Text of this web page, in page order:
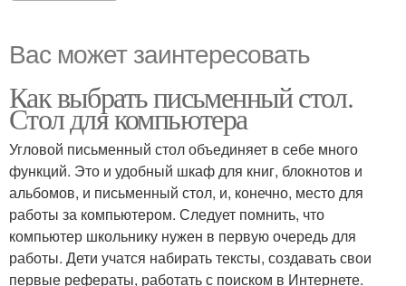
Вас может заинтересовать
Как выбрать письменный стол.
Стол для компьютера
Угловой письменный стол объединяет в себе много
функций. Это и удобный шкаф для книг, блокнотов и
альбомов, и письменный стол, и, конечно, место для
работы за компьютером. Следует помнить, что
компьютер школьнику нужен в первую очередь для
работы. Дети учатся набирать тексты, создавать свои
первые рефераты, работать с поиском в Интернете.